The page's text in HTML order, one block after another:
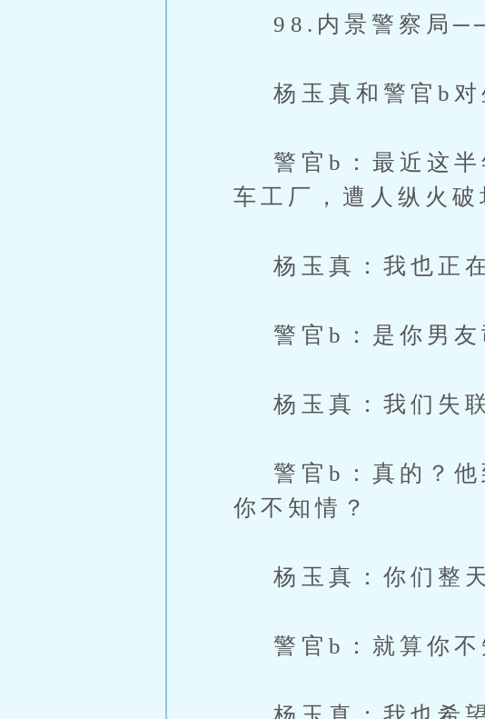
98.内景警察局──
杨玉真和警官b对
警官b：最近这半
车工厂，遭人纵火破
杨玉真：我也正在
警官b：是你男友
杨玉真：我们失联
警官b：真的？他
你不知情？
杨玉真：你们整天
警官b：就算你不